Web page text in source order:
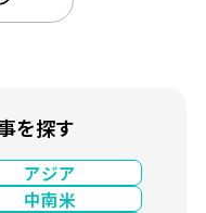
を探す
アジア
中南米